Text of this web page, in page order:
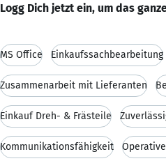
Logg Dich jetzt ein, um das
MS Office Einkaufssachbearbeitung
Zusammenarbeit mit Lieferanten
Einkauf Dreh- & Frästeile
Kommunikationsfähigkeit